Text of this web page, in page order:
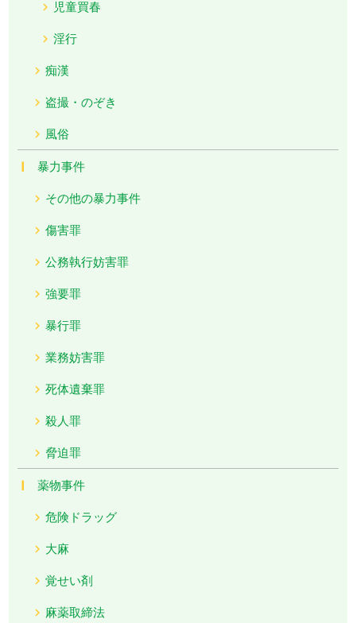
児童買春
淫行
痴漢
盗撮・のぞき
風俗
暴力事件
その他の暴力事件
傷害罪
公務執行妨害罪
強要罪
暴行罪
業務妨害罪
死体遺棄罪
殺人罪
脅迫罪
薬物事件
危険ドラッグ
大麻
覚せい剤
麻薬取締法